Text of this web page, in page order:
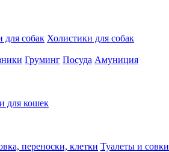
собак Холистики для собак
Груминг Посуда Амуниция
для кошек
переноски, клетки Туалеты и совки